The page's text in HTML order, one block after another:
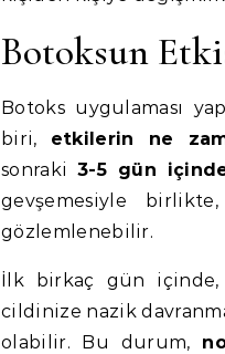
Botoksun
Botoks uygulaması
biri, etkilerin ne
sonraki3-5 gün
gevşemesiyle
gözlemlenebilir.
İlk birkaç gün içinde,
cildinize nazik
olabilir. Bu durum,